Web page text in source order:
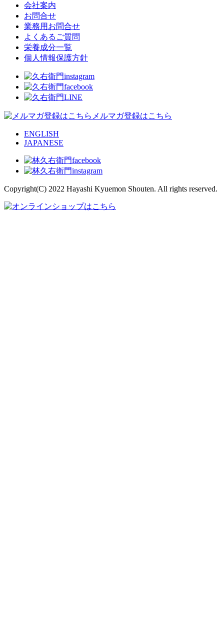
会社案内
お問合せ
業務用お問合せ
よくあるご質問
栄養成分一覧
個人情報保護方針
メルマガ登録はこちら
ENGLISH
JAPANESE
Copyright(C) 2022 Hayashi Kyuemon Shouten. All rights reserved.